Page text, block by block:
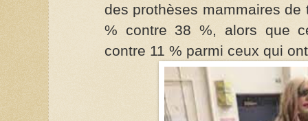
des prothèses mammaires
% contre 38 %, alors que
contre 11 % parmi ceux qui